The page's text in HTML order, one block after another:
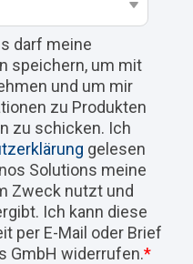
darf meine
speichern, um mit
und um mir
zu Produkten
zu schicken. Ich
gelesen
Solutions meine
Zweck nutzt und
Ich kann diese
per E-Mail oder Brief
GmbH widerrufen.*